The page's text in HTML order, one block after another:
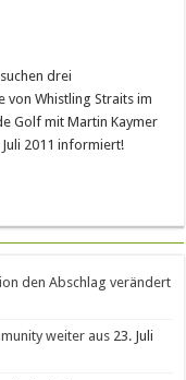
drei
von Whistling Straits im
Golf mit Martin Kaymer
2011 informiert!
den Abschlag verändert
weiter aus 23. Juli